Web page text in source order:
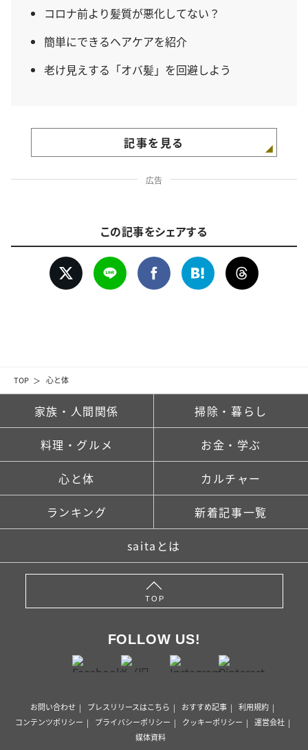
TOP 心と体
コロナ前より髪質が悪化してない？
簡単にできるヘアケアを紹介
老け見えする「オバ髪」を回避しよう
記事を見る
広告
この記事をシェアする
家族・人間関係 掃除・暮らし
料理・グルメ お金・学ぶ
心と体 カルチャー
ランキング 新着記事一覧
saitaとは
TOP
FOLLOW US!
お問い合わせ プレスリリースはこちら おすすめ記事
利用規約
コンテンツポリシー
プライバシーポリシー クッキーポリシー
運営会社
媒体資料